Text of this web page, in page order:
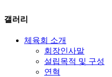
갤러리
체육회 소개
회장인사말
설립목적 및 구성
연혁